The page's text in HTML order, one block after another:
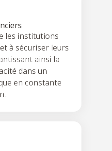
les institutions
à sécuriser leurs
ainsi la
dans un
en constante